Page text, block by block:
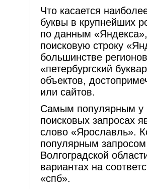
Что касается
буквы в крупнейших
по данным
поисковую строку
большинстве
«петербургский
объектов,
или сайтов.
Самым популярным у
поисковых запросах
слово «Ярославль».
популярным
Волгоградской
вариантах на
«спб».